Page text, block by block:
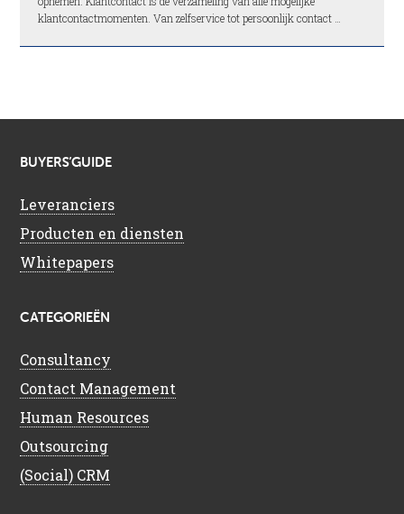
klantcontactmomenten. Van zelfservice tot persoonlijk contact …
BUYERS’GUIDE
Leveranciers
Producten en diensten
Whitepapers
CATEGORIEËN
Consultancy
Contact Management
Human Resources
Outsourcing
(Social) CRM